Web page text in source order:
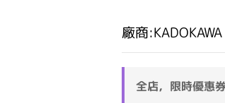
廠商:KADOKAWA
全店，限時優惠